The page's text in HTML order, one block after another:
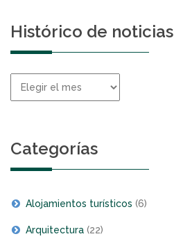
Histórico de noticias
Histórico
Categorías
Alojamientos turísticos (6)
Arquitectura (22)